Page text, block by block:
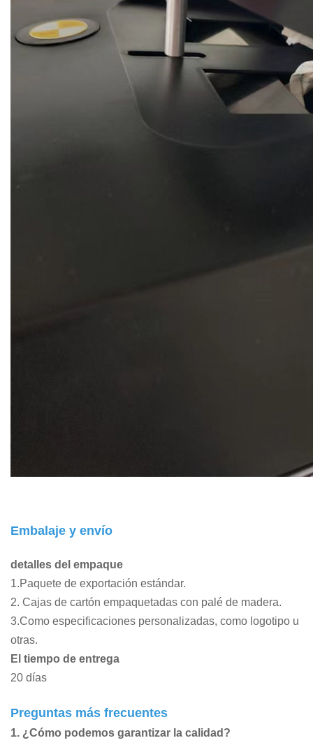
Embalaje y envío
detalles del empaque
1.Paquete de exportación estándar.
2. Cajas de cartón empaquetadas con palé de madera.
3.Como especificaciones personalizadas, como logotipo u
otras.
El tiempo de entrega
20 días
Preguntas más frecuentes
1. ¿Cómo podemos garantizar la calidad?